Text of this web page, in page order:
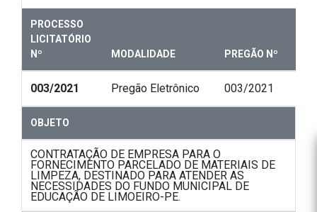
PROCESSO
LICITATÓRIO
Nº
MODALIDADE PREGÃO Nº
003/2021 Pregão Eletrônico 003/2021
OBJETO
CONTRATAÇÃO DE EMPRESA PARA O
FORNECIMENTO PARCELADO DE MATERIAIS DE
LIMPEZA, DESTINADO PARA ATENDER AS
NECESSIDADES DO FUNDO MUNICIPAL DE
EDUCAÇÃO DE LIMOEIRO-PE.